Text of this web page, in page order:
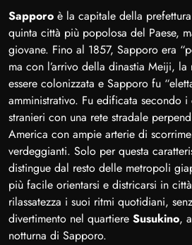
Sapporo è la capitale della
quinta città più popolosa del Paese,
giovane. Fino al 1857, Sapporo era
ma con l’arrivo della dinastia Meiji,
essere colonizzata e Sapporo fu
amministrativo. Fu edificata secondo
stranieri con una rete stradale
America con ampie arterie di
verdeggianti. Solo per questa
distingue dal resto delle metropoli
più facile orientarsi e districarsi in
rilassatezza i suoi ritmi quotidiani,
divertimento nel quartiere Susukino,
notturna di Sapporo.